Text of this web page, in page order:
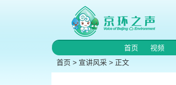
首页 视频
首页 > 宣讲风采 > 正文